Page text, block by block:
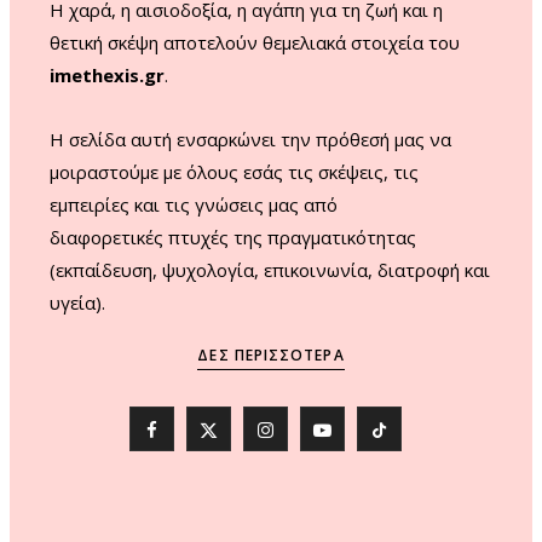
Η χαρά, η αισιοδοξία, η αγάπη για τη ζωή και η
θετική σκέψη αποτελούν θεμελιακά στοιχεία του
imethexis.gr.
H σελίδα αυτή ενσαρκώνει την πρόθεσή μας να
μοιραστούμε με όλους εσάς τις σκέψεις, τις
εμπειρίες και τις γνώσεις μας από
διαφορετικές πτυχές της πραγματικότητας
(εκπαίδευση, ψυχολογία, επικοινωνία, διατροφή και
υγεία).
ΔΕΣ ΠΕΡΙΣΣΌΤΕΡΑ
F
X
I
Y
T